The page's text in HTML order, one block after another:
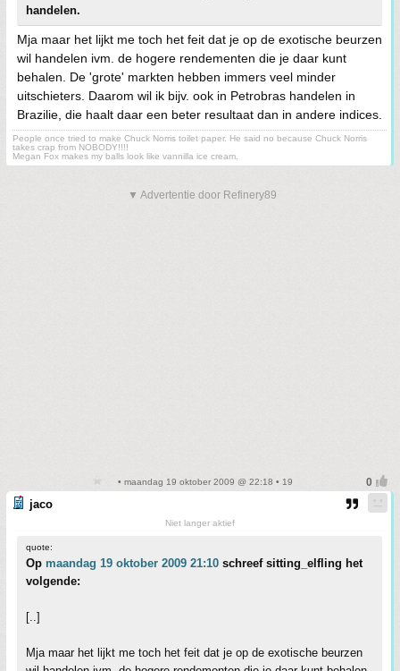
handelen.
Mja maar het lijkt me toch het feit dat je op de exotische beurzen
wil handelen ivm. de hogere rendementen die je daar kunt
behalen. De 'grote' markten hebben immers veel minder
uitschieters. Daarom wil ik bijv. ook in Petrobras handelen in
Brazilie, die haalt daar een beter resultaat dan in andere indices.
People once tried to make Chuck Norris toilet paper. He said no because Chuck Norris
takes crap from NOBODY!!!!
Megan Fox makes my balls look like vannilla ice cream.
▼ Advertentie door Refinery89
• maandag 19 oktober 2009 @ 22:18 • 19
jaco
Niet langer aktief
quote:
Op maandag 19 oktober 2009 21:10 schreef sitting_elfling het
volgende:
[..]
Mja maar het lijkt me toch het feit dat je op de exotische beurzen